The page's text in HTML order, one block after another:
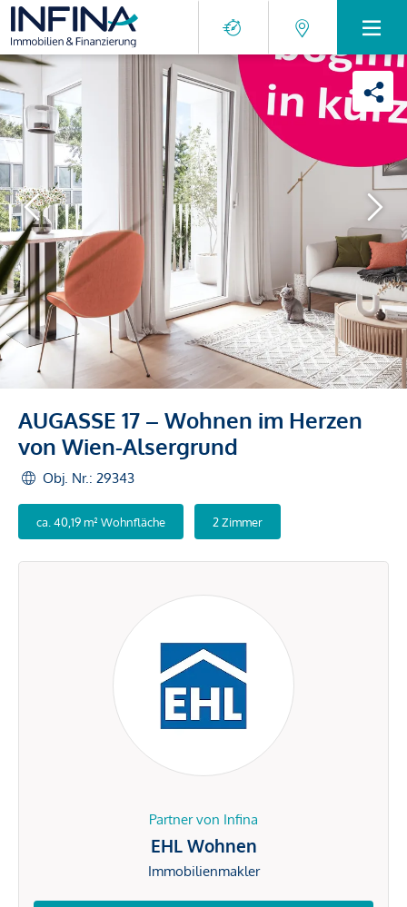
AUGASSE 17 – Wohnen im Herzen
von Wien-Alsergrund
Obj. Nr.: 29343
ca. 40,19 m² Wohnfläche 2 Zimmer
Partner von Infina
EHL Wohnen
Immobilienmakler